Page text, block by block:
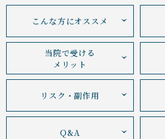
こんな方にオススメ
当院で受ける
メリット
リスク・副作用
Q&A